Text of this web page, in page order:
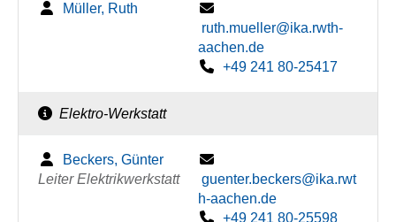
Müller, Ruth
ruth.mueller@ika.rwth-
aachen.de
+49 241 80-25417
Elektro-Werkstatt
Beckers, Günter
Leiter Elektrikwerkstatt
guenter.beckers@ika.rwt
h-aachen.de
+49 241 80-25598